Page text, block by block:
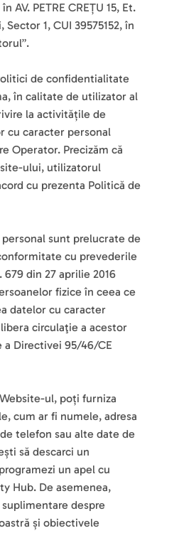
AV. PETRE CREȚU 15, Et.
1, CUI 39575152, în
de confidentialitate
în calitate de utilizator al
la activitățile de
cu caracter personal
Operator. Precizăm că
ului, utilizatorul
cu prezenta Politică de
sunt prelucrate de
cu prevederile
din 27 aprilie 2016
fizice în ceea ce
datelor cu caracter
circulaţie a acestor
a Directivei 95/46/CE
ul, poți furniza
cum ar fi numele, adresa
telefon sau alte date de
să descarci un
un apel cu
Hub. De asemenea,
despre
și obiectivele